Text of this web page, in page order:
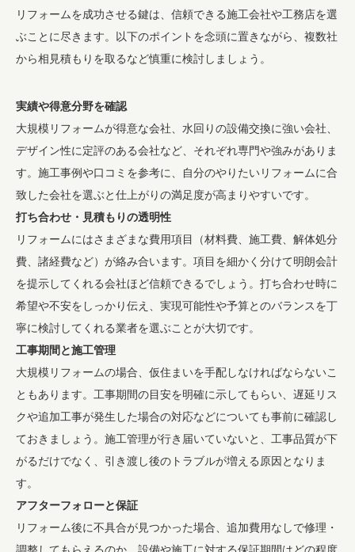
リフォームを成功させる鍵は、信頼できる施工会社や工務店を選
ぶことに尽きます。以下のポイントを念頭に置きながら、複数社
から相見積もりを取るなど慎重に検討しましょう。
実績や得意分野を確認
大規模リフォームが得意な会社、水回りの設備交換に強い会社、
デザイン性に定評のある会社など、それぞれ専門や強みがありま
す。施工事例や口コミを参考に、自分のやりたいリフォームに合
致した会社を選ぶと仕上がりの満足度が高まりやすいです。
打ち合わせ・見積もりの透明性
リフォームにはさまざまな費用項目（材料費、施工費、解体処分
費、諸経費など）が絡み合います。項目を細かく分けて明朗会計
を提示してくれる会社ほど信頼できるでしょう。打ち合わせ時に
希望や不安をしっかり伝え、実現可能性や予算とのバランスを丁
寧に検討してくれる業者を選ぶことが大切です。
工事期間と施工管理
大規模リフォームの場合、仮住まいを手配しなければならないこ
ともあります。工事期間の目安を明確に示してもらい、遅延リス
クや追加工事が発生した場合の対応などについても事前に確認し
ておきましょう。施工管理が行き届いていないと、工事品質が下
がるだけでなく、引き渡し後のトラブルが増える原因となりま
す。
アフターフォローと保証
リフォーム後に不具合が見つかった場合、追加費用なしで修理・